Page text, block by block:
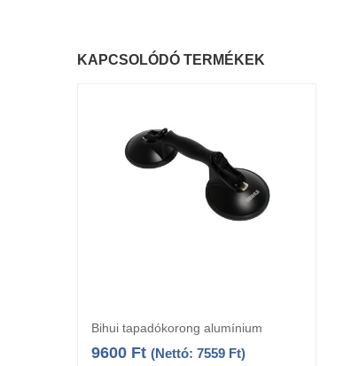
KAPCSOLÓDÓ TERMÉKEK
Kosárba teszem
Bihui tapadókorong alumínium
9600 Ft (Nettó: 7559 Ft)